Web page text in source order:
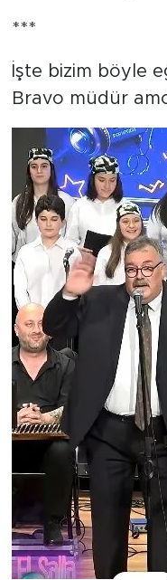
***
İşte bizim böyle
Bravo müdür